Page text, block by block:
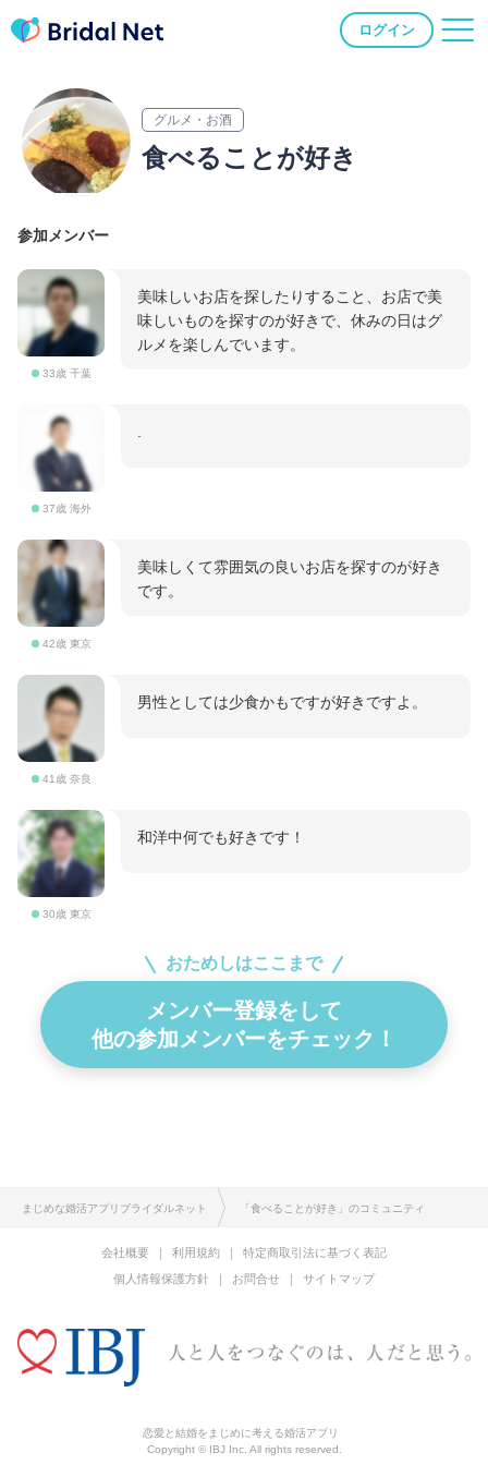
ログイン
グルメ・お酒
食べることが好き
参加メンバー
33歳 千葉
美味しいお店を探したりすること、お店で美
味しいものを探すのが好きで、休みの日はグ
ルメを楽しんでいます。
37歳 海外
42歳 東京
美味しくて雰囲気の良いお店を探すのが好き
です。
41歳 奈良
男性としては少食かもですが好きですよ。
30歳 東京
和洋中何でも好きです！
おためしはここまで
メンバー登録をして
他の参加メンバーをチェック！
まじめな婚活アプリブライダルネット 「食べることが好き」のコミュニティ
会社概要 利用規約
特定商取引法に基づく表記
個人情報保護方針
お問合せ サイトマップ
恋愛と結婚をまじめに考える婚活アプリ
Copyright © IBJ Inc. All rights reserved.